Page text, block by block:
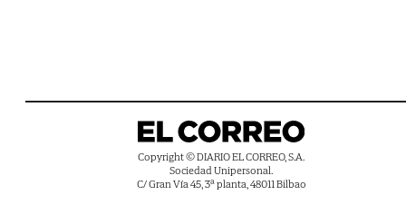
Copyright © DIARIO EL CORREO, S.A.
Sociedad Unipersonal.
C/ Gran Vía 45, 3ª planta, 48011 Bilbao